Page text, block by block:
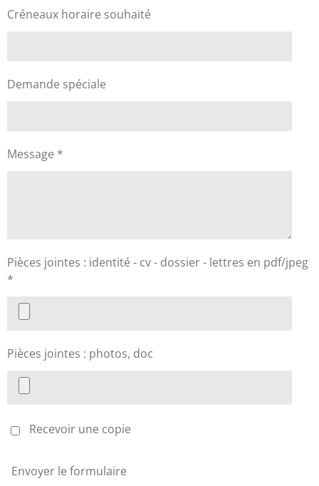
Créneaux horaire souhaité
Demande spéciale
Message *
Pièces jointes : identité - cv - dossier - lettres en pdf/jpeg
*
Pièces jointes : photos, doc
Recevoir une copie
Envoyer le formulaire